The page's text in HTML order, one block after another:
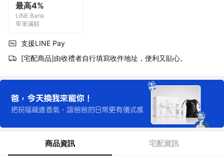
最高4%
LINE Bank
單筆滿額
支援LINE Pay
[宅配商品]由收禮者自行填寫收件地址，便利又貼心。
商品資訊 宅配資訊